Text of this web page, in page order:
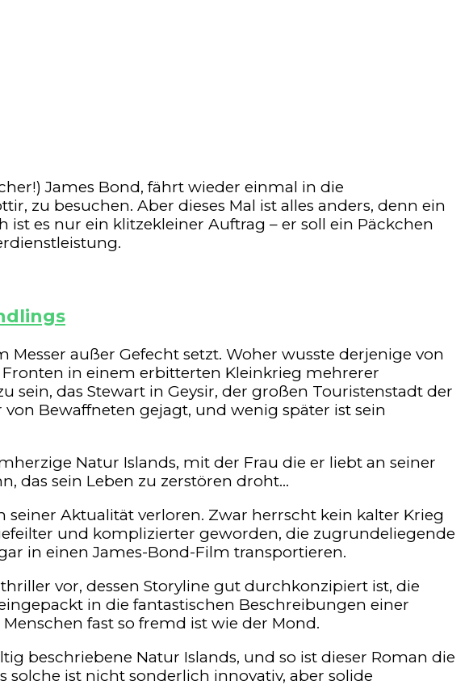
James Bond, fährt wieder einmal in die
zu besuchen. Aber dieses Mal ist alles anders, denn ein
es nur ein klitzekleiner Auftrag – er soll ein Päckchen
außer Gefecht setzt. Woher wusste derjenige von
in einem erbitterten Kleinkrieg mehrerer
sein, das Stewart in Geysir, der großen Touristenstadt der
Bewaffneten gejagt, und wenig später ist sein
Natur Islands, mit der Frau die er liebt an seiner
das sein Leben zu zerstören droht…
seiner Aktualität verloren. Zwar herrscht kein kalter Krieg
und komplizierter geworden, die zugrundeliegende
in einen James-Bond-Film transportieren.
vor, dessen Storyline gut durchkonzipiert ist, die
in die fantastischen Beschreibungen einer
fast so fremd ist wie der Mond.
beschriebene Natur Islands, und so ist dieser Roman die
solche ist nicht sonderlich innovativ, aber solide